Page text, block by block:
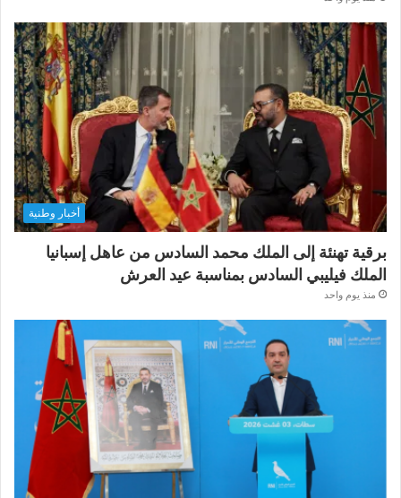
أخبار وطنية
برقية تهنئة إلى الملك محمد السادس من عاهل إسبانيا
الملك فيليبي السادس بمناسبة عيد العرش
منذ يوم واحد